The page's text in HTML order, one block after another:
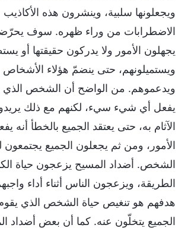
ويجعلونها سلبية، وينشرون هذه
الاضطرابات من وراء ظهره. سوف
يجهلون الأمور ولا يدركون حقيقتها أو
ويستميلونهم، حتى ينضمّ هؤلاء الأشخاص
ويدعموهم. من الواضح أن الشخص الذي
يفعل أي شيء سيء، لكنهم مع ذلك
الآثام به، حتى يعتقد الجميع بالخطأ أنه
الأمور، ومن ثم يجعلون الجميع
الشخص. أضداد المسيح يزعجون حياة
الطريقة، ويزعجون الناس أثناء أداء
هدفهم هو تنغيص حياة الشخص الذي يقوم
الجميع يتخلّون عنه. كما أن بعض أضداد